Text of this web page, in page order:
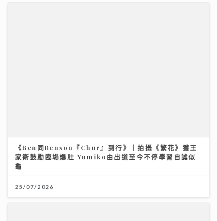
《Ben同Benson『Chur』到行》｜拍攝《繁花》獲王
家衛鼓勵臨場爆肚 Yumiko由出道至今不停學習自謔似
龜
25/07/2026